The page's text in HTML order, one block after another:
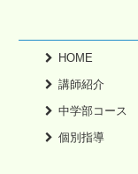
HOME
講師紹介
中学部コース
個別指導